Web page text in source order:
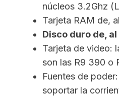
núcleos 3.2Ghz
Tarjeta RAM de,
Disco duro de,
Tarjeta de video:
son las R9 390 o
Fuentes de
soportar la